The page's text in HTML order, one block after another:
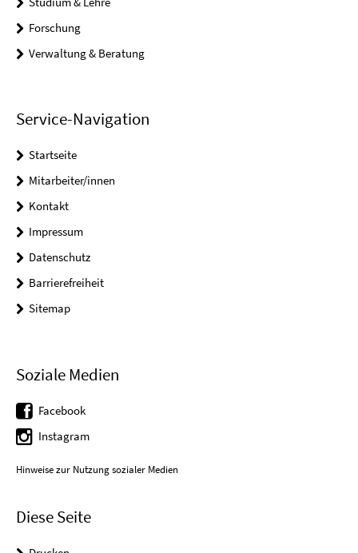
Forschung
Verwaltung & Beratung
Service-Navigation
Startseite
Mitarbeiter/innen
Kontakt
Impressum
Datenschutz
Barrierefreiheit
Sitemap
Soziale Medien
Facebook
Instagram
Hinweise zur Nutzung sozialer Medien
Diese Seite